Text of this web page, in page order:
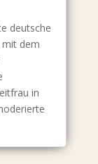
deutsche
mit dem
in